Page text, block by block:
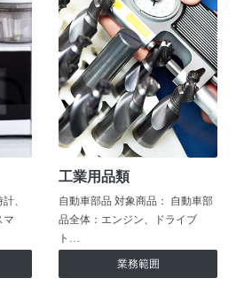
、
マ
工業用品類
自動車部品 対象商品： 自動車部
品全体：エンジン、ドライブ
ト…
業務範囲